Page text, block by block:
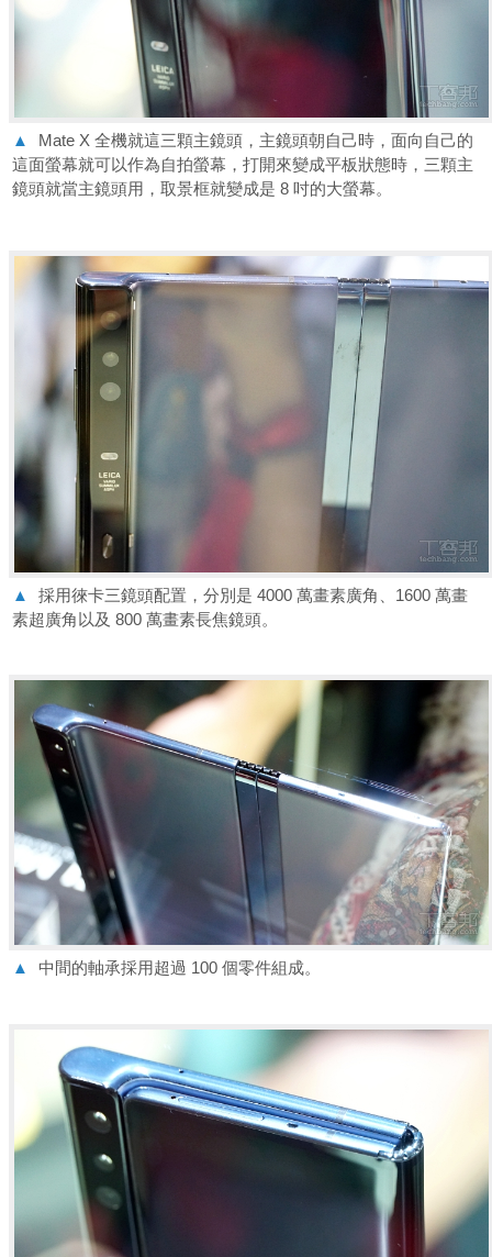
▲
Mate X 全機就這三顆主鏡頭，主鏡頭朝自己時，面向自己的
這面螢幕就可以作為自拍螢幕，打開來變成平板狀態時，三顆主
鏡頭就當主鏡頭用，取景框就變成是 8 吋的大螢幕。
▲
採用徠卡三鏡頭配置，分別是 4000 萬畫素廣角、1600 萬畫
素超廣角以及 800 萬畫素長焦鏡頭。
▲ 中間的軸承採用超過 100 個零件組成。